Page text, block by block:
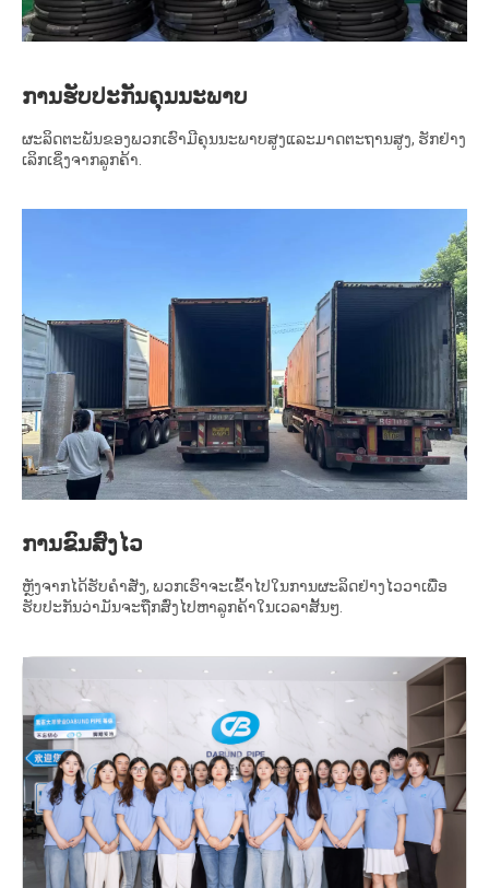
ການຮັບປະກັນຄຸນນະພາບ
ຜະລິດຕະພັນຂອງພວກເຮົາມີຄຸນນະພາບສູງແລະມາດຕະຖານສູງ, ຮັກຢ່າງ
ເລິກເຊິ່ງຈາກລູກຄ້າ.
ການຂົນສົ່ງໄວ
ຫຼັງຈາກໄດ້ຮັບຄໍາສັ່ງ, ພວກເຮົາຈະເຂົ້າໄປໃນການຜະລິດຢ່າງໄວວາເພື່ອ
ຮັບປະກັນວ່າມັນຈະຖືກສົ່ງໄປຫາລູກຄ້າໃນເວລາສັ້ນໆ.